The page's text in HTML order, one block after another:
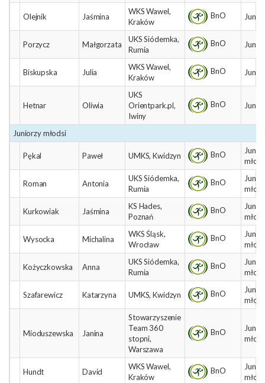
Olejnik Jaśmina
WKS Wawel,
Kraków
BnO
Porzycz Małgorzata
UKS Siódemka,
Rumia
BnO
Biskupska Julia
WKS Wawel,
Kraków
BnO
Hetnar Oliwia
UKS
Orientpark.pl,
Iwiny
BnO
Juniorzy młodsi
Pękal Paweł UMKS, Kwidzyn BnO
Roman Antonia
UKS Siódemka,
Rumia
BnO
Kurkowiak Jaśmina
KS Hades,
Poznań
BnO
Wysocka Michalina
WKS Śląsk,
Wrocław
BnO
Kożyczkowska Anna
UKS Siódemka,
Rumia
BnO
Szafarewicz Katarzyna UMKS, Kwidzyn BnO
Mioduszewska Janina
Stowarzyszenie
Team 360
stopni,
Warszawa
BnO
Hundt David
WKS Wawel,
Kraków
BnO